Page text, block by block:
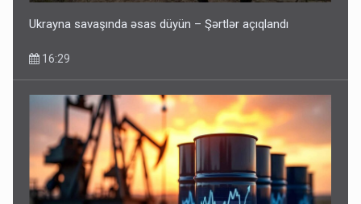
Bakıdakı “yəhudi”nin qurbanları - Sensasion adlar
Ukrayna savaşında əsas düyün – Şərtlər açıqlandı
16:29